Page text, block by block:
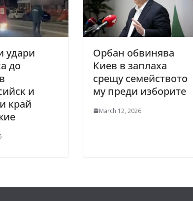
удари
до
и
край
Орбан обвинява
Киев в заплаха
срещу семейството
му преди изборите
March 12, 2026